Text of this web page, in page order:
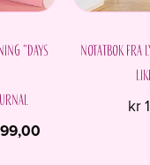
“Days
Nåværende
Notatbok fra
kr